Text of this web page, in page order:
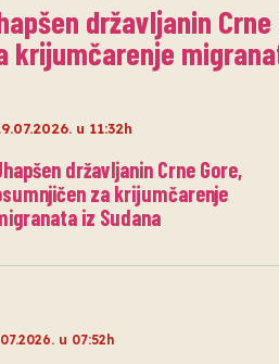
državljanin
krijumčarenje
u 11:32h
državljanin Crne Gore,
za krijumčarenje
iz Sudana
u 07:52h